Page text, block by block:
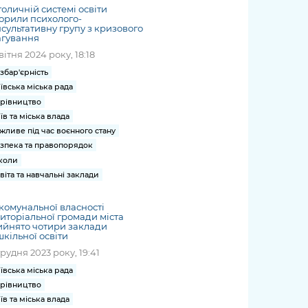
системі освіти
психолого-
групу з кризового
2024 року, 18:18
міська рада
та міська влада
під час воєнного стану
та правопорядок
та навчальні заклади
власності
громади міста
чотири заклади
освіти
2023 року, 19:41
міська рада
та міська влада